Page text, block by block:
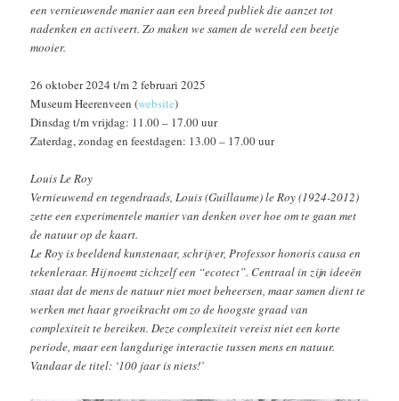
een vernieuwende manier aan een breed publiek die aanzet tot
nadenken en activeert. Zo maken we samen de wereld een beetje
mooier.
26 oktober 2024 t/m 2 februari 2025
Museum Heerenveen (website)
Dinsdag t/m vrijdag: 11.00 – 17.00 uur
Zaterdag, zondag en feestdagen: 13.00 – 17.00 uur
Louis Le Roy
Vernieuwend en tegendraads, Louis (Guillaume) le Roy (1924-2012)
zette een experimentele manier van denken over hoe om te gaan met
de natuur op de kaart.
Le Roy is beeldend kunstenaar, schrijver, Professor honoris causa en
tekenleraar. Hij noemt zichzelf een “ecotect”. Centraal in zijn ideeën
staat dat de mens de natuur niet moet beheersen, maar samen dient te
werken met haar groeikracht om zo de hoogste graad van
complexiteit te bereiken. Deze complexiteit vereist niet een korte
periode, maar een langdurige interactie tussen mens en natuur.
Vandaar de titel: ‘100 jaar is niets!’